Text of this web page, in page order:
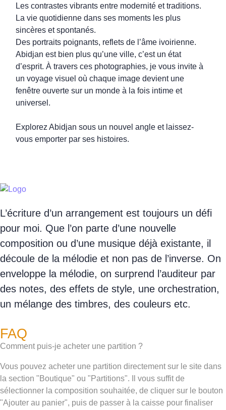
Les contrastes vibrants entre modernité et traditions.
La vie quotidienne dans ses moments les plus
sincères et spontanés.
Des portraits poignants, reflets de l’âme ivoirienne.
Abidjan est bien plus qu’une ville, c’est un état
d’esprit. À travers ces photographies, je vous invite à
un voyage visuel où chaque image devient une
fenêtre ouverte sur un monde à la fois intime et
universel.
Explorez Abidjan sous un nouvel angle et laissez-
vous emporter par ses histoires.
L’écriture d’un arrangement est toujours un défi
pour moi. Que l’on parte d’une nouvelle
composition ou d’une musique déjà existante, il
découle de la mélodie et non pas de l’inverse. On
enveloppe la mélodie, on surprend l’auditeur par
des notes, des effets de style, une orchestration,
un mélange des timbres, des couleurs etc.
FAQ
Comment puis-je acheter une partition ?
Vous pouvez acheter une partition directement sur le site dans
la section "Boutique" ou "Partitions". Il vous suffit de
sélectionner la composition souhaitée, de cliquer sur le bouton
"Ajouter au panier", puis de passer à la caisse pour finaliser